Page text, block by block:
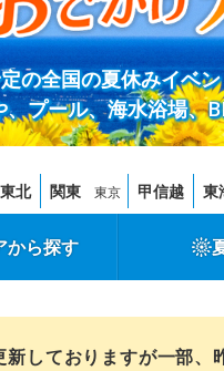
の全国の夏休みイベ
プール、海水浴場、
東北 関東 東京 甲信越 東
から探す
しておりますが一部、